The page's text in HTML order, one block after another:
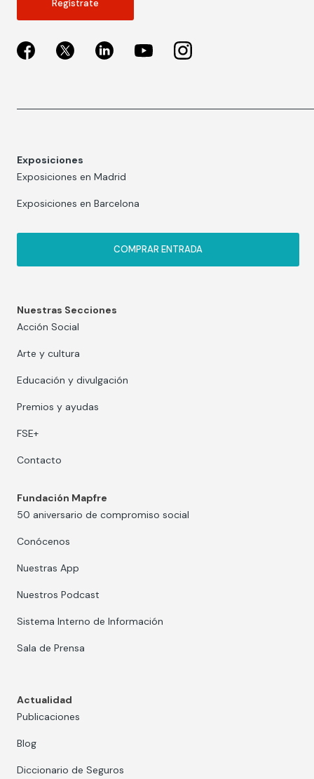
Regístrate
Exposiciones
Exposiciones en Madrid
Exposiciones en Barcelona
COMPRAR ENTRADA
Nuestras Secciones
Acción Social
Arte y cultura
Educación y divulgación
Premios y ayudas
FSE+
Contacto
Fundación Mapfre
50 aniversario de compromiso social
Conócenos
Nuestras App
Nuestros Podcast
Sistema Interno de Información
Sala de Prensa
Actualidad
Publicaciones
Blog
Diccionario de Seguros